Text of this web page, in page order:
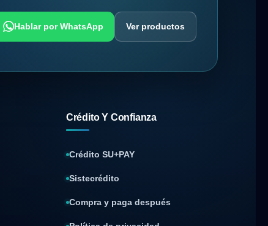
Hablar por WhatsApp Ver productos
Crédito Y Confianza
Crédito SU+PAY
Sistecrédito
Compra y paga después